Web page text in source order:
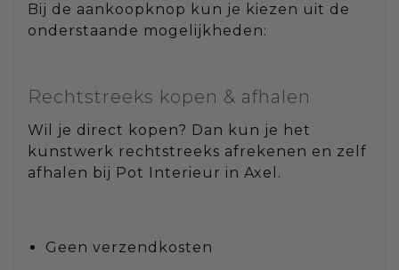
Bij de aankoopknop kun je kiezen uit de
onderstaande mogelijkheden:
Rechtstreeks kopen & afhalen
Wil je direct kopen? Dan kun je het
kunstwerk rechtstreeks afrekenen en zelf
afhalen bij Pot Interieur in Axel.
Geen verzendkosten